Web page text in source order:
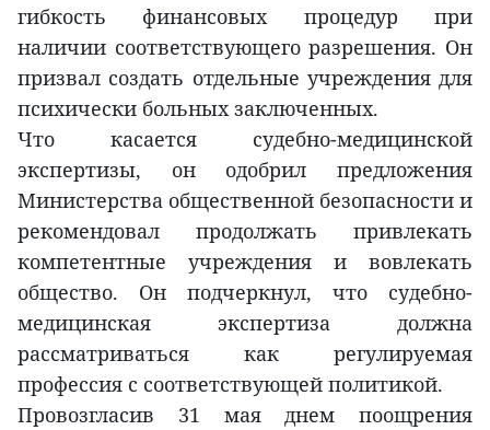
гибкость финансовых процедур при
наличии соответствующего разрешения. Он
призвал создать отдельные учреждения для
психически больных заключенных.
Что касается судебно-медицинской
экспертизы, он одобрил предложения
Министерства общественной безопасности и
рекомендовал продолжать привлекать
компетентные учреждения и вовлекать
общество. Он подчеркнул, что судебно-
медицинская экспертиза должна
рассматриваться как регулируемая
профессия с соответствующей политикой.
Провозгласив 31 мая днем поощрения